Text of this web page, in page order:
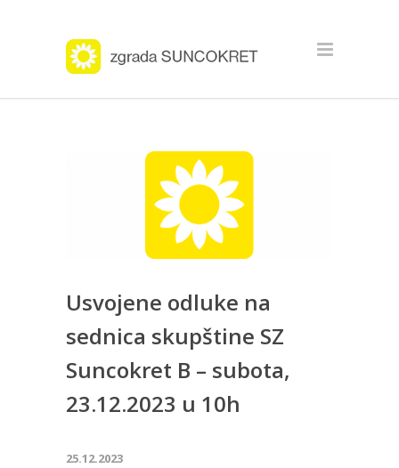
Usvojene odluke na
sednica skupštine SZ
Suncokret B – subota,
23.12.2023 u 10h
25.12.2023